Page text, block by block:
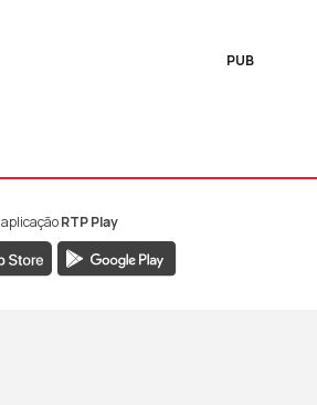
PUB
1
Antena 1
Antena 1
RTP Play